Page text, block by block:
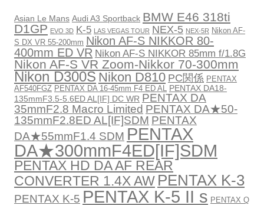
Asian Le Mans Audi A3 Sportback BMW E46 318ti
D1GP EVO 3D K-5 LAS VEGAS TOUR NEX-5 NEX-5R Nikon AF-
S DX VR 55-200mm Nikon AF-S NIKKOR 80-
400mm ED VR Nikon AF-S NIKKOR 85mm f/1.8G
Nikon AF-S VR Zoom-Nikkor 70-300mm
Nikon D300S Nikon D810 PC関係 PENTAX
AF540FGZ PENTAX DA 16-45mm F4 ED AL PENTAX DA18-
135mmF3.5-5.6ED AL[IF] DC WR PENTAX DA
35mmF2.8 Macro Limited PENTAX DA★50-
135mmF2.8ED AL[IF]SDM PENTAX
DA★55mmF1.4 SDM PENTAX
DA★300mmF4ED[IF]SDM
PENTAX HD DA AF REAR
CONVERTER 1.4X AW PENTAX K-3
PENTAX K-5 PENTAX K-5 II s PENTAX Q